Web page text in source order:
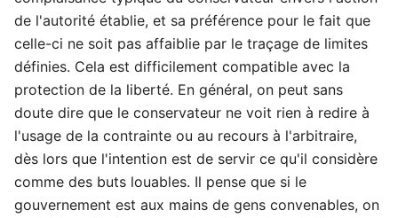
de l'autorité établie, et sa préférence pour le fait que
celle-ci ne soit pas affaiblie par le traçage de limites
définies. Cela est difficilement compatible avec la
protection de la liberté. En général, on peut sans
doute dire que le conservateur ne voit rien à redire à
l'usage de la contrainte ou au recours à l'arbitraire,
dès lors que l'intention est de servir ce qu'il considère
comme des buts louables. Il pense que si le
gouvernement est aux mains de gens convenables, on